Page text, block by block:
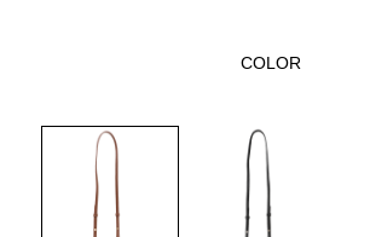
COLOR